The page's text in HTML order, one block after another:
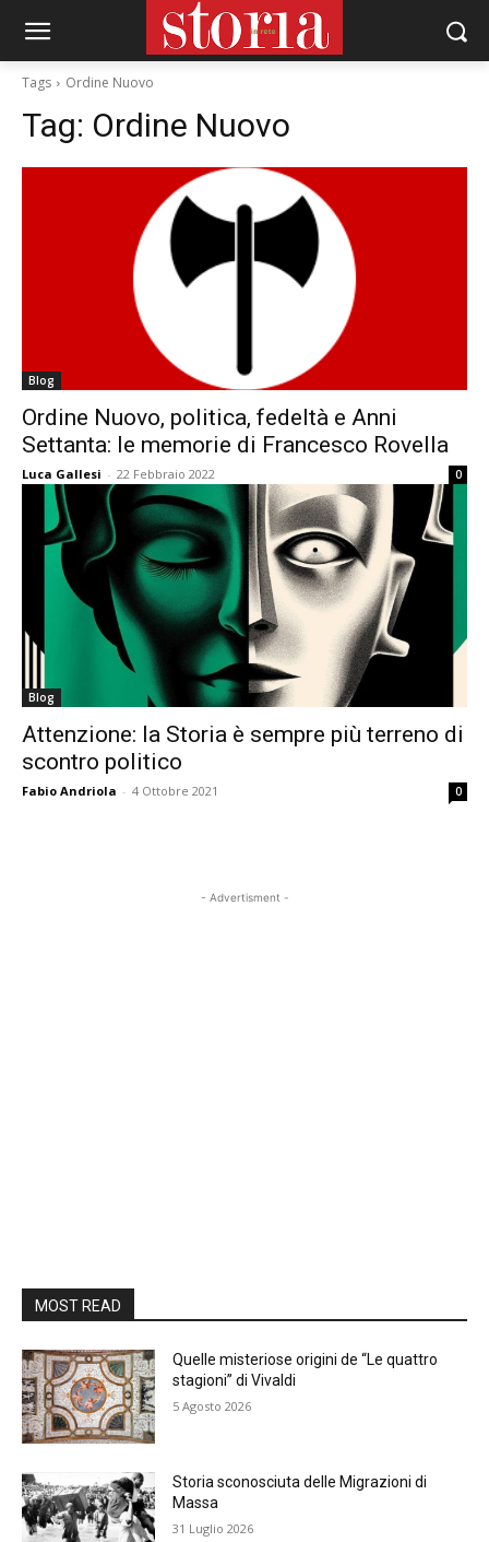
Tags Ordine Nuovo
Tag: Ordine Nuovo
Blog
Ordine Nuovo, politica, fedeltà e Anni
Settanta: le memorie di Francesco Rovella
Luca Gallesi - 22 Febbraio 2022 0
Blog
Attenzione: la Storia è sempre più terreno di
scontro politico
Fabio Andriola - 4 Ottobre 2021 0
- Advertisment -
MOST READ
Quelle misteriose origini de “Le quattro
stagioni” di Vivaldi
5 Agosto 2026
Storia sconosciuta delle Migrazioni di
Massa
31 Luglio 2026